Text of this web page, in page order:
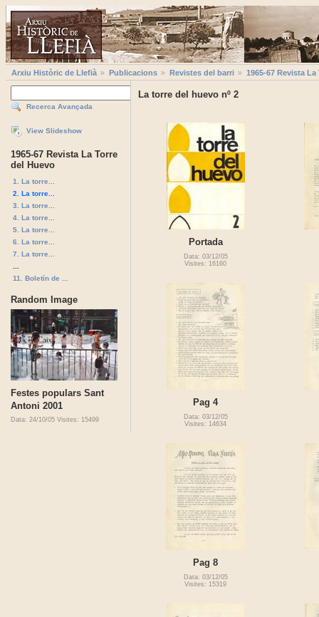
Arxiu Històric de Llefià Publicacions Revistes del barri 1965-67 Revista
Recerca Avançada
View Slideshow
1965-67 Revista La Torre
del Huevo
1. La torre...
2. La torre...
3. La torre...
4. La torre...
5. La torre...
6. La torre...
7. La torre...
11. Boletín de ...
Random Image
Festes populars Sant
Antoni 2001
Data: 24/10/05 Visites: 15499
La torre del huevo nº 2
Portada
Data: 03/12/05
Visites: 16160
Pag 4
Data: 03/12/05
Visites: 14634
Pag 8
Data: 03/12/05
Visites: 15319